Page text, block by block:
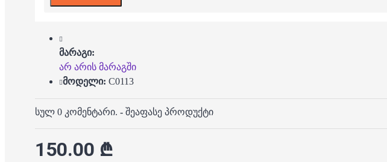
მარაგი:
არ არის მარაგში
მოდელი: C0113
სულ 0 კომენტარი. - შეაფასე პროდუქტი
150.00 ₾